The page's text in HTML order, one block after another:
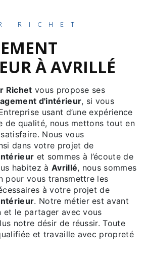
RICHET
À AVRILLÉ
Richet vous propose ses
d'intérieur, si vous
usant d’une expérience
de qualité, nous mettons tout en
Nous vous
dans votre projet de
et sommes à l’écoute de
habitez à Avrillé, nous sommes
pour vous transmettre les
à votre projet de
. Notre métier est avant
et le partager avec vous
notre désir de réussir. Toute
et travaille avec propreté